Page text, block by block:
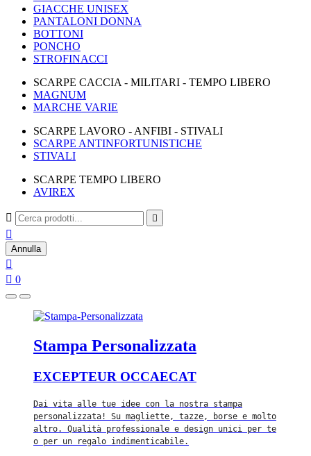
GIACCHE UNISEX
PANTALONI DONNA
BOTTONI
PONCHO
STROFINACCI
SCARPE CACCIA - MILITARI - TEMPO LIBERO
MAGNUM
MARCHE VARIE
SCARPE LAVORO - ANFIBI - STIVALI
SCARPE ANTINFORTUNISTICHE
STIVALI
SCARPE TEMPO LIBERO
AVIREX
 

Annulla

 0
Stampa Personalizzata
EXCEPTEUR OCCAECAT
Dai vita alle tue idee con la nostra stampa
personalizzata! Su magliette, tazze, borse e molto
altro. Qualità professionale e design unici per te
o per un regalo indimenticabile.